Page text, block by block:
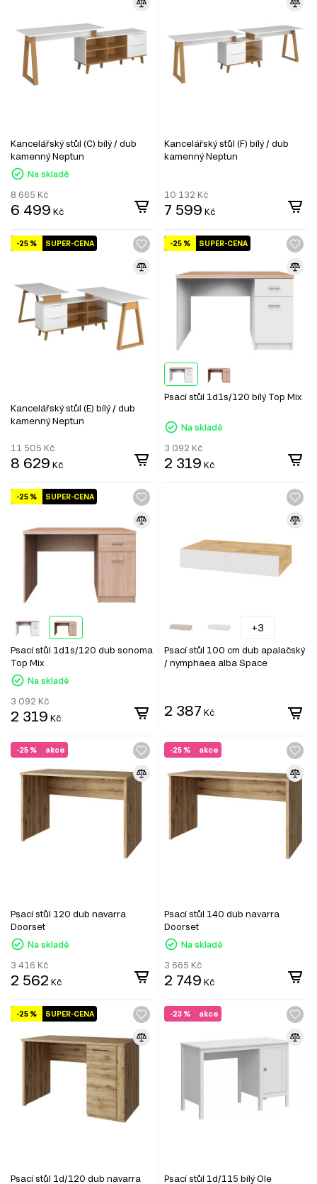
Kancelářský stůl (C) bílý / dub
kamenný Neptun
Na skladě
8 665 Kč
6 499 Kč
Kancelářský stůl (F) bílý / dub
kamenný Neptun
10 132 Kč
7 599 Kč
SUPER-CENA
-25 %
Kancelářský stůl (E) bílý / dub
kamenný Neptun
11 505 Kč
8 629 Kč
SUPER-CENA
-25 %
Psací stůl 1d1s/120 bílý Top Mix
Na skladě
3 092 Kč
2 319 Kč
SUPER-CENA
-25 %
Psací stůl 1d1s/120 dub sonoma
Top Mix
Na skladě
3 092 Kč
2 319 Kč
+3
Psací stůl 100 cm dub apalačský
/ nymphaea alba Space
2 387 Kč
akce
-25 %
Psací stůl 120 dub navarra
Doorset
Na skladě
3 416 Kč
2 562 Kč
akce
-25 %
Psací stůl 140 dub navarra
Doorset
Na skladě
3 665 Kč
2 749 Kč
SUPER-CENA
-25 %
Psací stůl 1d/120 dub navarra
akce
-23 %
Psací stůl 1d/115 bílý Ole